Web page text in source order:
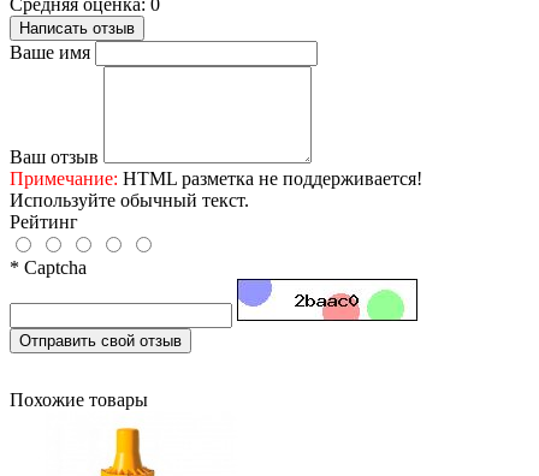
Написать отзыв
Ваше имя
Ваш отзыв
Примечание: HTML разметка не поддерживается!
Используйте обычный текст.
Рейтинг
* Captcha
Отправить свой отзыв
Похожие товары